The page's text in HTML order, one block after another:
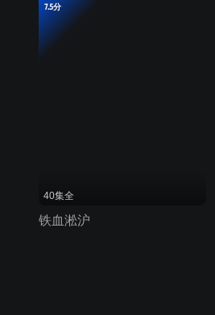
7.5分
40集全
铁血淞沪